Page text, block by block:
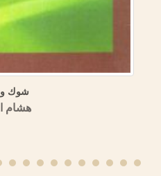
منهجية الكتابة التاريخية
منشورات الجمعية